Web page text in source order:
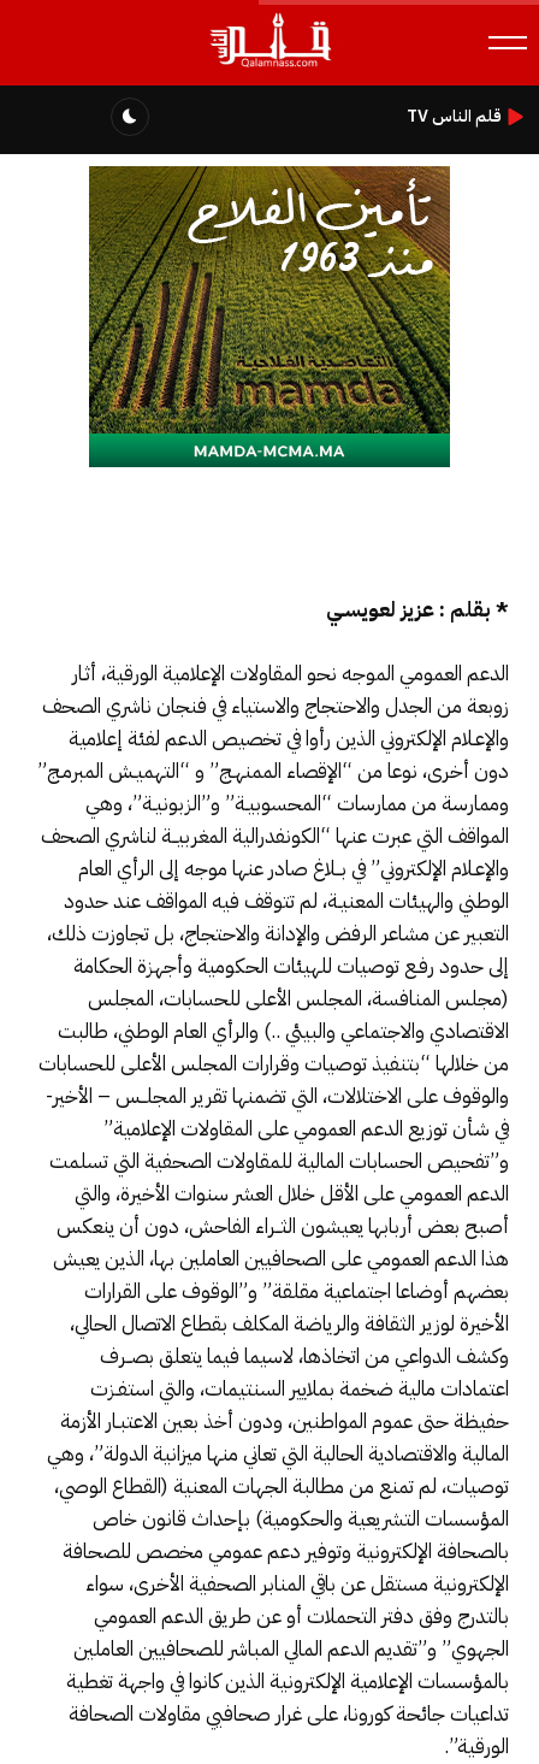
قلم الناس TV
* بقلم :عزيز لعويسـي
الدعم العمومي الموجه نحو المقاولات الإعلامية الورقية، أثـار
زوبعة من الجدل والاحتجاج والاستياء في فنجان ناشري الصحف
والإعـلام الإلكتروني الذين رأوا في تخصيص الدعم لفئة إعلامية
دون أخرى، نوعا من “الإقصاء الممنهـج” و “التهميـش المبرمـج”
وممارسة من ممارسات “المحسوبيـة” و”الزبونيـة”، وهي
المواقف التي عبرت عنها “الكونفدرالية المغربيــة لناشري الصحف
والإعـلام الإلكتروني” في بــلاغ صادر عنها موجه إلى الرأي العام
الوطني والهيئات المعنيـة، لم تتوقف فيه المواقف عند حدود
التعبير عن مشاعر الرفض والإدانة والاحتجاج، بل تجاوزت ذلك،
إلى حدود رفـع توصيات للهيئات الحكومية وأجهزة الحكامة
(مجلس المنافسة، المجلس الأعلى للحسابات، المجلس
الاقتصادي والاجتماعي والبيئي ..) والرأي العام الوطني، طالبت
من خلالها “بتنفيذ توصيات وقرارات المجلس الأعلى للحسابات
والوقوف على الاختلالات، التي تضمنها تقرير المجلــس – الأخير-
في شأن توزيع الدعم العمومي على المقاولات الإعلامية”
و”تفحيص الحسابات المالية للمقاولات الصحفية التي تسلمت
الدعم العمومي على الأقل خلال العشر سنوات الأخيرة، والتي
أصبح بعض أربابها يعيشون الثــراء الفاحش، دون أن ينعكس
هذا الدعم العمومي على الصحافيين العاملين بها، الذين يعيش
بعضهم أوضاعا اجتماعية مقلقة” و”الوقوف على القرارات
الأخيرة لوزير الثقافة والرياضة المكلف بقطاع الاتصال الحالي،
وكشف الدواعي من اتخاذها، لاسيما فيما يتعلق بصــرف
اعتمادات مالية ضخمة بملايير السنتيمات، والتي استفـزت
حفيظة حتى عموم المواطنين، ودون أخذ بعين الاعتبـار الأزمة
المالية والاقتصادية الحالية التي تعاني منها ميزانية الدولة”، وهي
توصيات، لم تمنع من مطالبة الجهات المعنية (القطاع الوصي،
المؤسسات التشريعية والحكومية) بإحداث قانون خاص
بالصحافة الإلكترونية وتوفير دعم عمومي مخصص للصحافة
الإلكترونية مستقل عن باقي المنابر الصحفية الأخرى، سواء
بالتدرج وفق دفتر التحملات أو عن طريق الدعم العمومي
الجهوي” و”تقديم الدعم المالي المباشر للصحافيين العاملين
بالمؤسسات الإعلامية الإلكترونية الذين كانوا في واجهة تغطية
تداعيات جائحة كورونا، على غرار صحافيي مقاولات الصحافة
الورقية”.